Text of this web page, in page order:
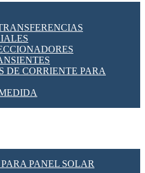
DE CORRIENTE PARA
PANEL SOLAR